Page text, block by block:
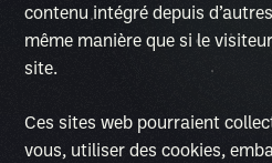
contenu intégré depuis
même manière que si le
site.
Ces sites web pourraient
vous, utiliser des cookies,